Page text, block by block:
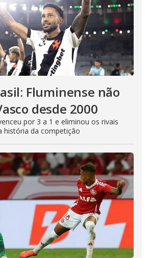
Fluminense não
desde 2000
por 3 a 1 e eliminou os rivais
história da competição